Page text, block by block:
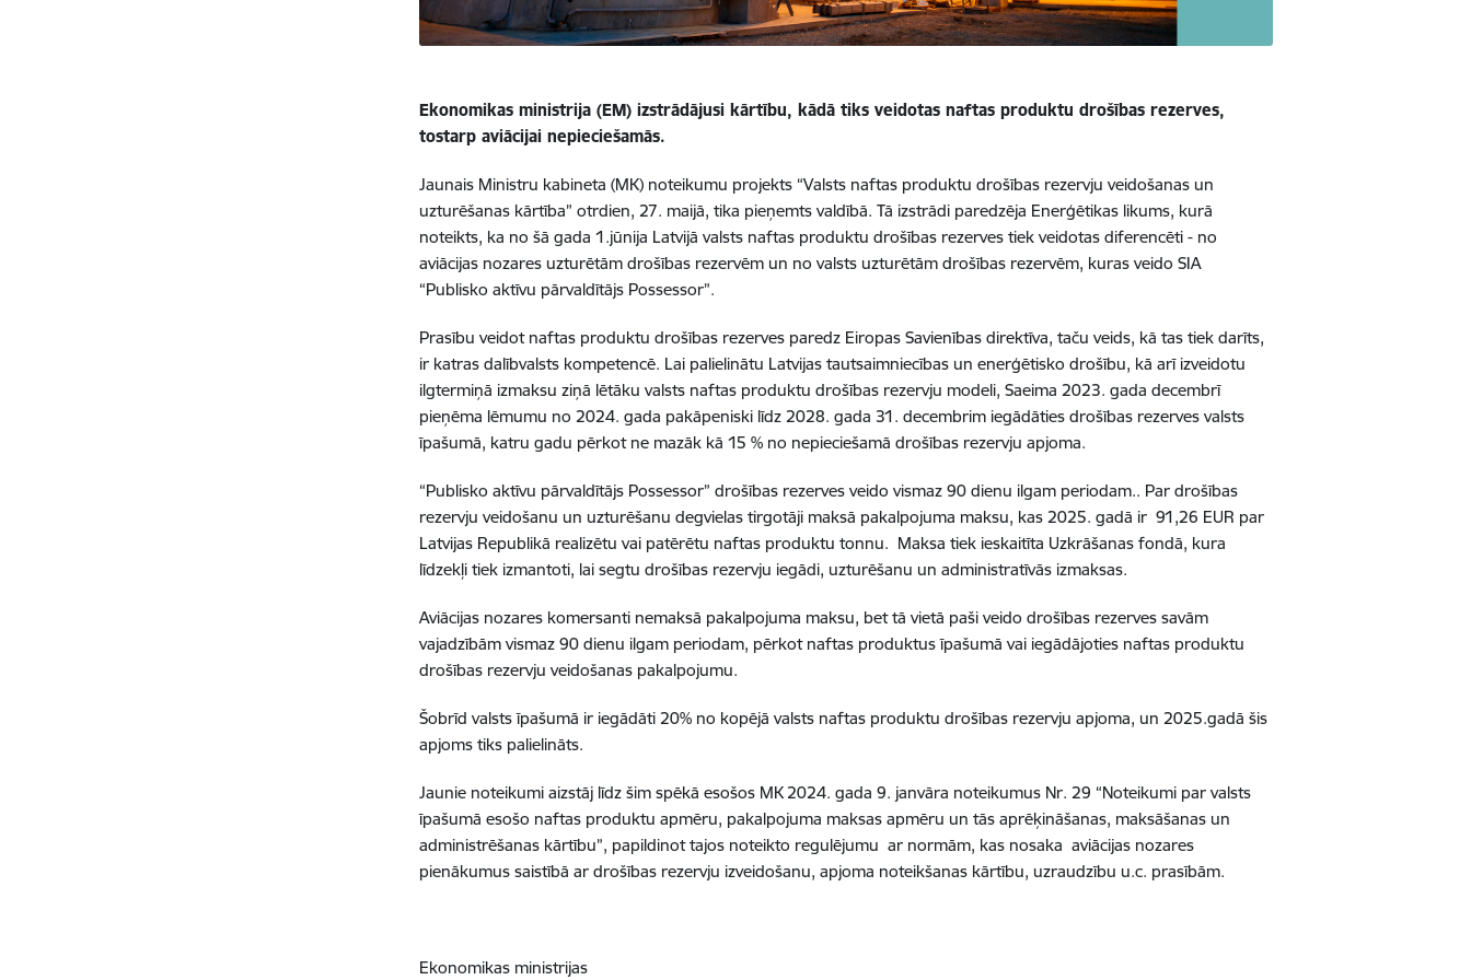
Ekonomikas ministrija (EM) izstrādājusi kārtību, kādā tiks veidotas naftas produktu drošības rezerves,
tostarp aviācijai nepieciešamās.
Jaunais Ministru kabineta (MK) noteikumu projekts “Valsts naftas produktu drošības rezervju veidošanas un
uzturēšanas kārtība” otrdien, 27. maijā, tika pieņemts valdībā. Tā izstrādi paredzēja Enerģētikas likums, kurā
noteikts, ka no šā gada 1.jūnija Latvijā valsts naftas produktu drošības rezerves tiek veidotas diferencēti - no
aviācijas nozares uzturētām drošības rezervēm un no valsts uzturētām drošības rezervēm, kuras veido SIA
“Publisko aktīvu pārvaldītājs Possessor”.
Prasību veidot naftas produktu drošības rezerves paredz Eiropas Savienības direktīva, taču veids, kā tas tiek darīts,
ir katras dalībvalsts kompetencē. Lai palielinātu Latvijas tautsaimniecības un enerģētisko drošību, kā arī izveidotu
ilgtermiņā izmaksu ziņā lētāku valsts naftas produktu drošības rezervju modeli, Saeima 2023. gada decembrī
pieņēma lēmumu no 2024. gada pakāpeniski līdz 2028. gada 31. decembrim iegādāties drošības rezerves valsts
īpašumā, katru gadu pērkot ne mazāk kā 15 % no nepieciešamā drošības rezervju apjoma.
“Publisko aktīvu pārvaldītājs Possessor” drošības rezerves veido vismaz 90 dienu ilgam periodam.. Par drošības
rezervju veidošanu un uzturēšanu degvielas tirgotāji maksā pakalpojuma maksu, kas 2025. gadā ir 91,26 EUR par
Latvijas Republikā realizētu vai patērētu naftas produktu tonnu. Maksa tiek ieskaitīta Uzkrāšanas fondā, kura
līdzekļi tiek izmantoti, lai segtu drošības rezervju iegādi, uzturēšanu un administratīvās izmaksas.
Aviācijas nozares komersanti nemaksā pakalpojuma maksu, bet tā vietā paši veido drošības rezerves savām
vajadzībām vismaz 90 dienu ilgam periodam, pērkot naftas produktus īpašumā vai iegādājoties naftas produktu
drošības rezervju veidošanas pakalpojumu.
Šobrīd valsts īpašumā ir iegādāti 20% no kopējā valsts naftas produktu drošības rezervju apjoma, un 2025.gadā šis
apjoms tiks palielināts.
Jaunie noteikumi aizstāj līdz šim spēkā esošos MK 2024. gada 9. janvāra noteikumus Nr. 29 “Noteikumi par valsts
īpašumā esošo naftas produktu apmēru, pakalpojuma maksas apmēru un tās aprēķināšanas, maksāšanas un
administrēšanas kārtību”, papildinot tajos noteikto regulējumu ar normām, kas nosaka aviācijas nozares
pienākumus saistībā ar drošības rezervju izveidošanu, apjoma noteikšanas kārtību, uzraudzību u.c. prasībām.
Ekonomikas ministrijas